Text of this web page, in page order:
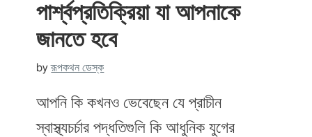
পার্শ্বপ্রতিক্রিয়া যা আপনাকে
জানতে হবে
byরূপকথন ডেস্ক
আপনি কি কখনও ভেবেছেন যে প্রাচীন
স্বাস্থ্যচর্চার পদ্ধতিগুলি কি আধুনিক যুগের